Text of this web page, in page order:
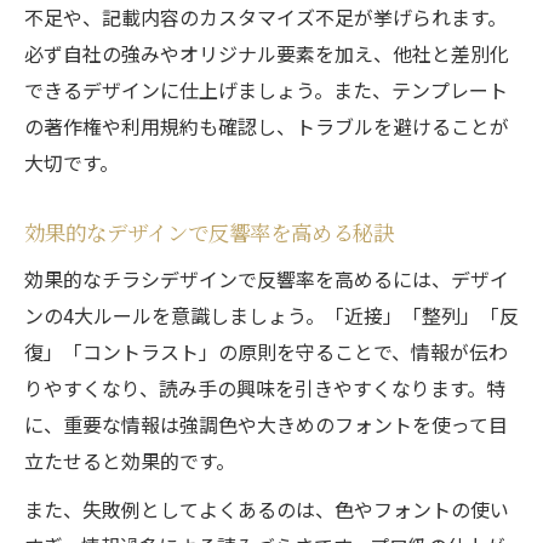
不足や、記載内容のカスタマイズ不足が挙げられます。
必ず自社の強みやオリジナル要素を加え、他社と差別化
できるデザインに仕上げましょう。また、テンプレート
の著作権や利用規約も確認し、トラブルを避けることが
大切です。
効果的なデザインで反響率を高める秘訣
効果的なチラシデザインで反響率を高めるには、デザイ
ンの4大ルールを意識しましょう。「近接」「整列」「反
復」「コントラスト」の原則を守ることで、情報が伝わ
りやすくなり、読み手の興味を引きやすくなります。特
に、重要な情報は強調色や大きめのフォントを使って目
立たせると効果的です。
また、失敗例としてよくあるのは、色やフォントの使い